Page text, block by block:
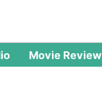
Movie Review